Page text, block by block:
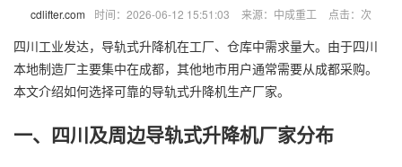
cdlifter.com 时间：2026-06-12 15:51:03 来源：中成重工 点击： 次
四川工业发达，导轨式升降机在工厂、仓库中需求量大。由于四川
本地制造厂主要集中在成都，其他地市用户通常需要从成都采购。
本文介绍如何选择可靠的导轨式升降机生产厂家。
一、四川及周边导轨式升降机厂家分布